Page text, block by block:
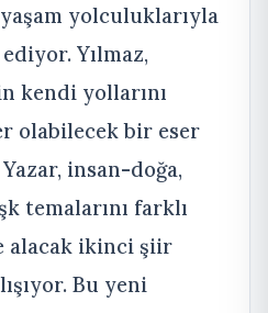
yolculuklarıyla
Yılmaz,
kendi yollarını
olabilecek bir eser
insan-doğa,
temalarını farklı
alacak ikinci şiir
Bu yeni